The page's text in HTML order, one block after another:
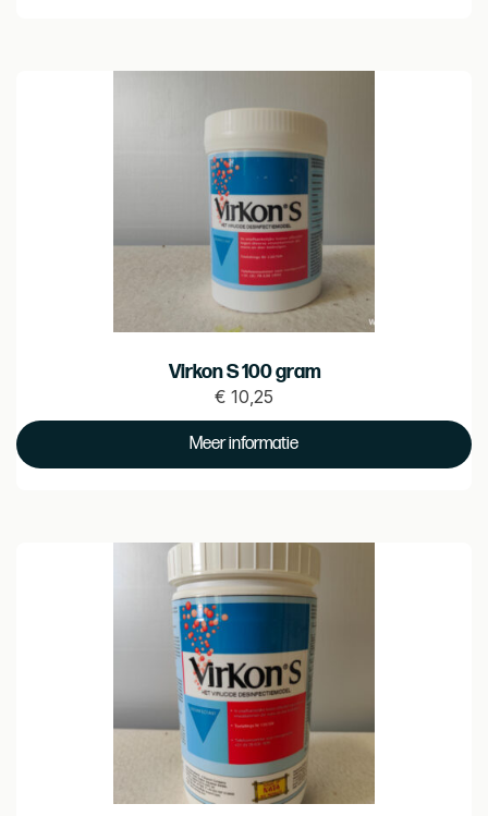
Virkon S 100 gram
€ 10,25
Prijs
€ 10.25
Meer informatie